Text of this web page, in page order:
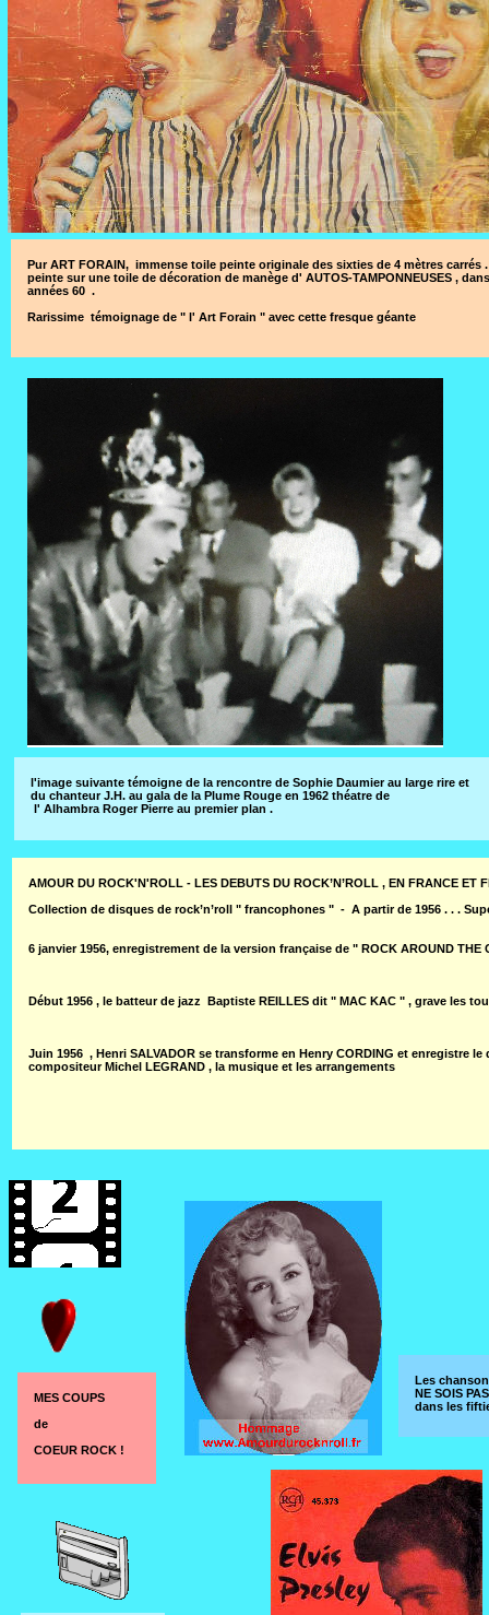
AMOUR DU ROCK'N'ROLL - LES DEBUTS DU ROCK’N’ROLL , EN FRANCE ET
Collection de disques de rock’n’roll " francophones " - A partir de 1956 . . .
6 janvier 1956, enregistrement de la version française de " ROCK AROUND
Début 1956 , le batteur de jazz Baptiste REILLES dit " MAC KAC " , grave les
Juin 1956 , Henri SALVADOR se transforme en Henry CORDING et enregistre
compositeur Michel LEGRAND , la musique et les arrangements
MES COUPS
de
COEUR ROCK !
Les
NE SOIS
dans les
Pur ART FORAIN, immense toile peinte originale des sixties de 4 mètres carrés
peinte sur une toile de décoration de manège d' AUTOS-TAMPONNEUSES ,
années 60 .
Rarissime témoignage de " l' Art Forain " avec cette fresque géante
l'image suivante témoigne de la rencontre de Sophie Daumier au large rire et
du chanteur J.H. au gala de la Plume Rouge en 1962 théatre de
l' Alhambra Roger Pierre au premier plan .